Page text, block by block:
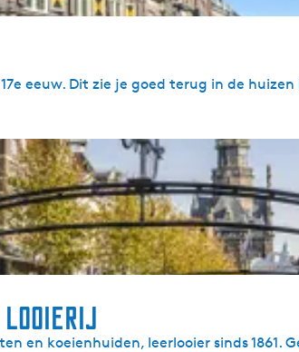
eeuw. Dit zie je goed terug in de
looierij
en koeienhuiden, leerlooier sinds 1861.